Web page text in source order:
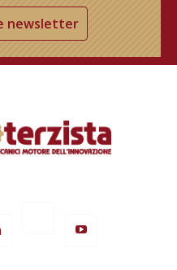
newsletter